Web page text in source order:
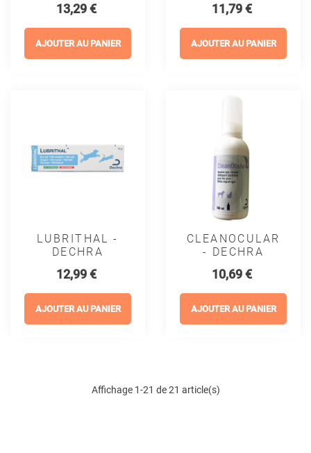
YEUX BIO -
MP LABO
Prix
13,29 €
AJOUTER AU PANIER
VIRBAC
Prix
11,79 €
AJOUTER AU PANIER
LUBRITHAL -
DECHRA
Prix
12,99 €
AJOUTER AU PANIER
CLEANOCULAR
- DECHRA
Prix
10,69 €
AJOUTER AU PANIER
Affichage 1-21 de 21 article(s)